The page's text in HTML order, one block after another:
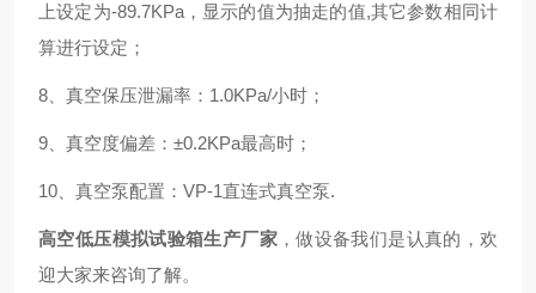
上设定为-89.7KPa，显示的值为抽走的值,其它参数相同计
算进行设定；
8 、真空保压泄漏率： 1.0KPa/小时；
9 、真空度偏差： ±0.2KPa最高时；
10 、真空泵配置： VP-1直连式真空泵.
高空低压模拟试验箱生产厂家，做设备我们是认真的，欢
迎大家来咨询了解。